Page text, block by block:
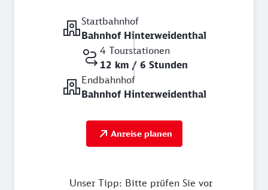
Startbahnhof
Bahnhof Hinterweidenthal
4 Tourstationen
12 km / 6 Stunden
Endbahnhof
Bahnhof Hinterweidenthal
Anreise planen
Unser Tipp: Bitte prüfen Sie vor